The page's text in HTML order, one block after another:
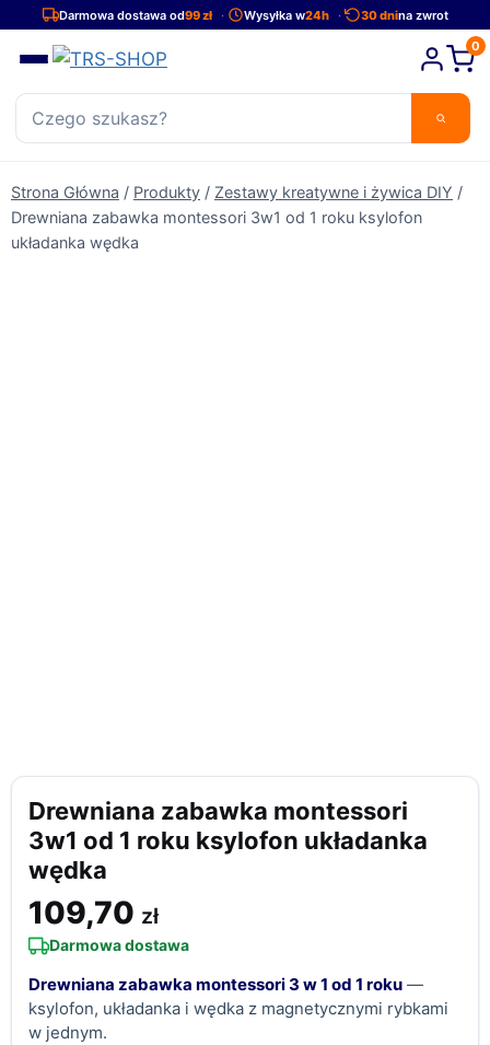
PrzejdźDarmowa dostawa od99 zł Wysyłka w24h 30 dnina zwrot
0
Strona Główna / Produkty / Zestawy kreatywne i żywica DIY /
Drewniana zabawka montessori 3w1 od 1 roku ksylofon
układanka wędka
Drewniana zabawka montessori
3w1 od 1 roku ksylofon układanka
wędka
109,70 zł
Darmowa dostawa
Drewniana zabawka montessori 3 w 1 od 1 roku —
ksylofon, układanka i wędka z magnetycznymi rybkami
w jednym.